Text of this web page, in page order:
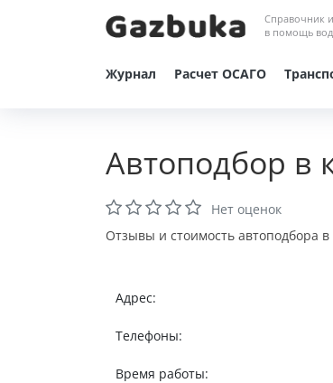
Справочник
в помощь
Журнал Расчет ОСАГО
Автоподбор в
Нет оценок
Отзывы и стоимость автоподбора
Адрес:
Телефоны:
Время работы: